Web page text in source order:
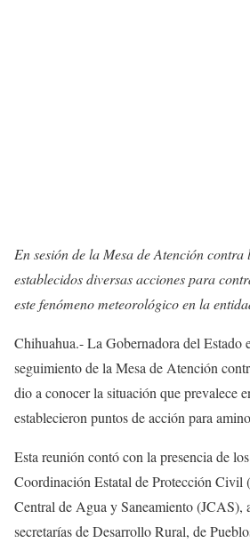
En sesión de la Mesa de Atención contra
establecidos diversas acciones para
este fenómeno meteorológico en la
Chihuahua.- La Gobernadora del Estado
seguimiento de la Mesa de Atención
dio a conocer la situación que prevalece
establecieron puntos de acción para
Esta reunión contó con la presencia de
Coordinación Estatal de Protección Civil
Central de Agua y Saneamiento (JCAS),
secretarías de Desarrollo Rural, de